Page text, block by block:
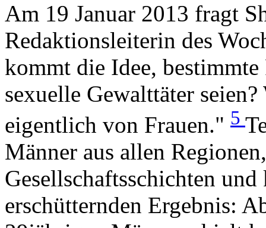
Am 19 Januar 2013 fragt
Redaktionsleiterin des
kommt die Idee,
sexuelle Gewalttäter
eigentlich von Frauen." 5
Männer aus allen
Gesellschaftsschichten
erschütternden Ergebnis: